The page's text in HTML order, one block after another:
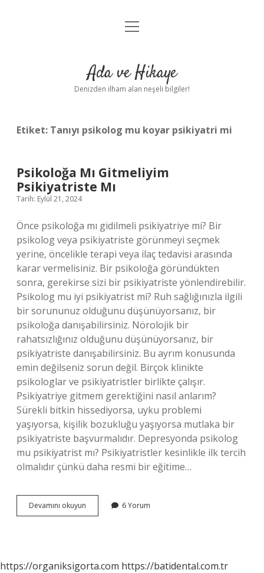
Anasayfa
Yasal Uyarı
menüyü
Ada ve Hikaye
Denizden ilham alan neşeli bilgiler!
Etiket: Tanıyı psikolog mu koyar psikiyatri mi
Psikoloğa Mı Gitmeliyim
Psikiyatriste Mı
Tarih: Eylül 21, 2024
Önce psikoloğa mı gidilmeli psikiyatriye mi? Bir
psikolog veya psikiyatriste görünmeyi seçmek
yerine, öncelikle terapi veya ilaç tedavisi arasında
karar vermelisiniz. Bir psikoloğa göründükten
sonra, gerekirse sizi bir psikiyatriste yönlendirebilir.
Psikolog mu iyi psikiyatrist mi? Ruh sağlığınızla ilgili
bir sorununuz olduğunu düşünüyorsanız, bir
psikoloğa danışabilirsiniz. Nörolojik bir
rahatsızlığınız olduğunu düşünüyorsanız, bir
psikiyatriste danışabilirsiniz. Bu ayrım konusunda
emin değilseniz sorun değil. Birçok klinikte
psikologlar ve psikiyatristler birlikte çalışır.
Psikiyatriye gitmem gerektiğini nasıl anlarım?
Sürekli bitkin hissediyorsa, uyku problemi
yaşıyorsa, kişilik bozukluğu yaşıyorsa mutlaka bir
psikiyatriste başvurmalıdır. Depresyonda psikolog
mu psikiyatrist mı? Psikiyatristler kesinlikle ilk tercih
olmalıdır çünkü daha resmi bir eğitime…
Devamını okuyun Psikoloğa
Mı
6 Yorum
https://organiksigorta.com https://batidental.com.tr